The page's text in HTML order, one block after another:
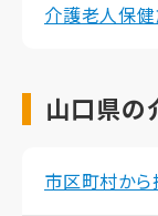
介護老人保
山口県の
市区町村から